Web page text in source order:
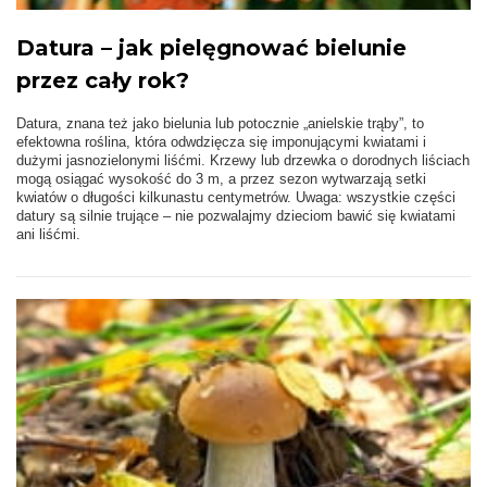
Datura – jak pielęgnować bielunie
przez cały rok?
Datura, znana też jako bielunia lub potocznie „anielskie trąby”, to
efektowna roślina, która odwdzięcza się imponującymi kwiatami i
dużymi jasnozielonymi liśćmi. Krzewy lub drzewka o dorodnych liściach
mogą osiągać wysokość do 3 m, a przez sezon wytwarzają setki
kwiatów o długości kilkunastu centymetrów. Uwaga: wszystkie części
datury są silnie trujące – nie pozwalajmy dzieciom bawić się kwiatami
ani liśćmi.